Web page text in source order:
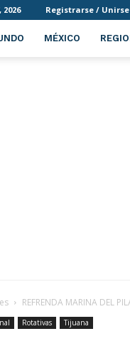
Registrarse / Unirse
MÉXICO
REFRENDA MARINA DEL
Rotativas Tijuana